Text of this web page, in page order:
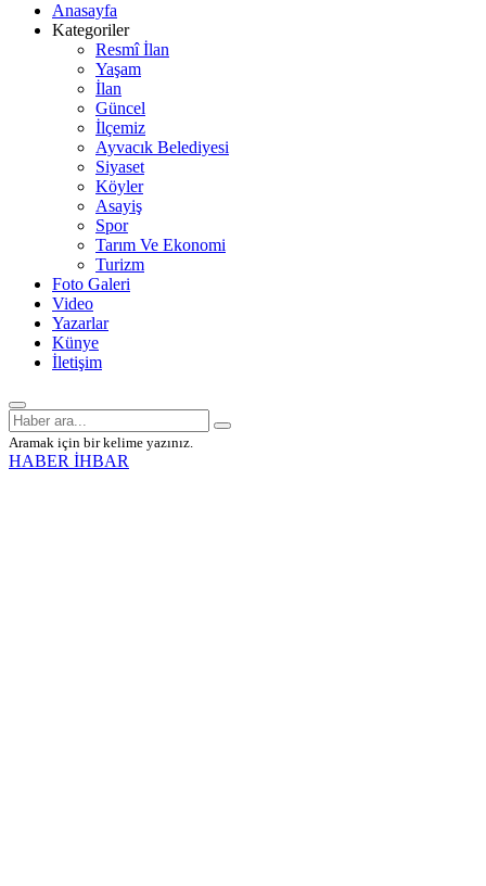
Anasayfa
Kategoriler
Resmî İlan
Yaşam
İlan
Güncel
İlçemiz
Ayvacık Belediyesi
Siyaset
Köyler
Asayiş
Spor
Tarım Ve Ekonomi
Turizm
Foto Galeri
Video
Yazarlar
Künye
İletişim
Aramak için bir kelime yazınız.
HABER İHBAR